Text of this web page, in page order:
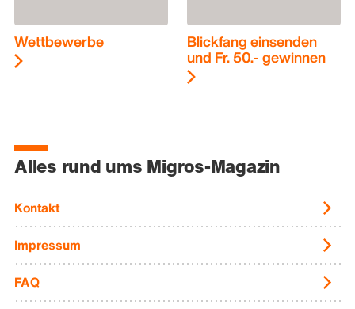
Wettbewerbe Blickfang einsenden
und Fr. 50.- gewinnen
Alles rund ums Migros-Magazin
Kontakt
Impressum
FAQ